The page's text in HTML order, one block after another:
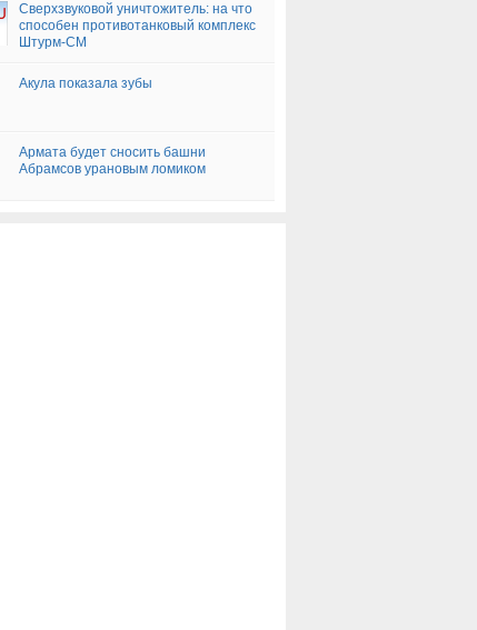
Сверхзвуковой уничтожитель: на что
способен противотанковый комплекс
Штурм-СМ
Акула показала зубы
Армата будет сносить башни
Абрамсов урановым ломиком